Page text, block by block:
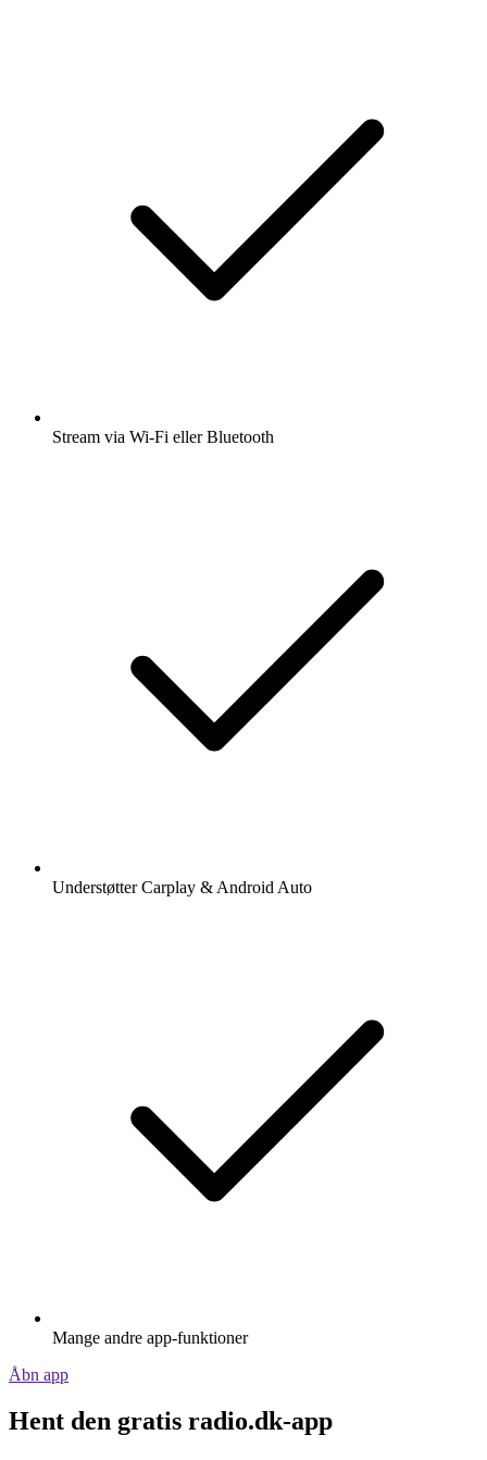
Stream via Wi-Fi eller Bluetooth
Understøtter Carplay & Android Auto
Mange andre app-funktioner
Åbn app
Hent den gratis radio.dk-app